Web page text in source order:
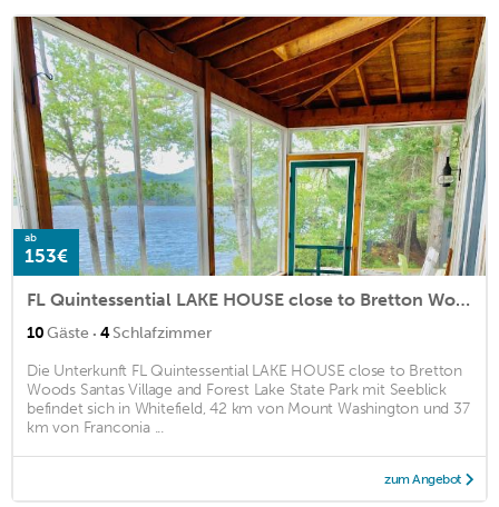
ab
153€
FL Quintessential LAKE HOUSE close to Bretton Woods Santas Village and Forest Lake State Park
10Gäste · 4Schlafzimmer
Die Unterkunft FL Quintessential LAKE HOUSE close to Bretton
Woods Santas Village and Forest Lake State Park mit Seeblick
befindet sich in Whitefield, 42 km von Mount Washington und 37
km von Franconia ...
zum Angebot